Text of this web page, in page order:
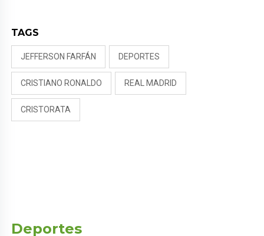
TAGS
JEFFERSON FARFÁN DEPORTES
CRISTIANO RONALDO REAL MADRID
CRISTORATA
Deportes